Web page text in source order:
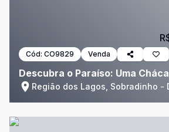
Cód: CO9829 Venda
Descubra o Paraíso: Uma
Região dos Lagos, Sobradinho -